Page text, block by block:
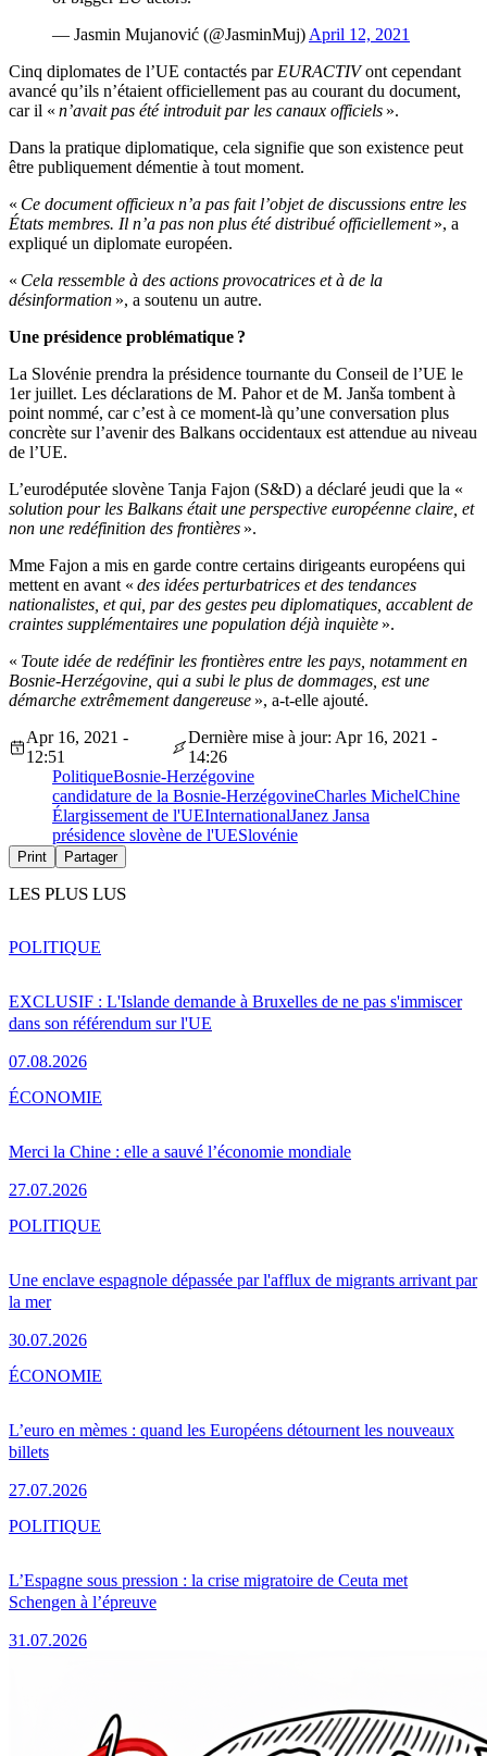
— Jasmin Mujanović (@JasminMuj) April 12, 2021
Cinq diplomates de l’UE contactés par EURACTIVont cependant
avancé qu’ils n’étaient officiellement pas au courant du document,
car il « n’avait pas été introduit par les canaux officiels ».
Dans la pratique diplomatique, cela signifie que son existence peut
être publiquement démentie à tout moment.
« Ce document officieux n’a pas fait l’objet de discussions entre les
États membres. Il n’a pas non plus été distribué officiellement», a
expliqué un diplomate européen.
« Cela ressemble à des actions provocatrices et à de la
désinformation », a soutenu un autre.
Une présidence problématique ?
La Slovénie prendra la présidence tournante du Conseil de l’UE le
1er juillet. Les déclarations de M. Pahor et de M. Janša tombent à
point nommé, car c’est à ce moment-là qu’une conversation plus
concrète sur l’avenir des Balkans occidentaux est attendue au niveau
de l’UE.
L’eurodéputée slovène Tanja Fajon (S&D) a déclaré jeudi que la «
solution pour les Balkans était une perspective européenne claire, et
non une redéfinition des frontières ».
Mme Fajon a mis en garde contre certains dirigeants européens qui
mettent en avant « des idées perturbatrices et des tendances
nationalistes, et qui, par des gestes peu diplomatiques, accablent de
craintes supplémentaires une population déjà inquiète ».
« Toute idée de redéfinir les frontières entre les pays, notamment en
Bosnie-Herzégovine, qui a subi le plus de dommages, est une
démarche extrêmement dangereuse », a-t-elle ajouté.
Apr 16, 2021 -
12:51
Dernière mise à jour: Apr 16, 2021 -
14:26
PolitiqueBosnie-Herzégovine
candidature de la Bosnie-HerzégovineCharles MichelChine
Élargissement de l'UEInternationalJanez Jansa
présidence slovène de l'UESlovénie
Print Partager
LES PLUS LUS
EXCLUSIF : L'Islande demande à Bruxelles de ne pas s'immiscer
dans son référendum sur l'UE
07.08.2026
POLITIQUE
Merci la Chine : elle a sauvé l’économie mondiale
27.07.2026
ÉCONOMIE
Une enclave espagnole dépassée par l'afflux de migrants arrivant par
la mer
30.07.2026
POLITIQUE
L’euro en mèmes : quand les Européens détournent les nouveaux
billets
27.07.2026
ÉCONOMIE
L’Espagne sous pression : la crise migratoire de Ceuta met
Schengen à l’épreuve
31.07.2026
POLITIQUE